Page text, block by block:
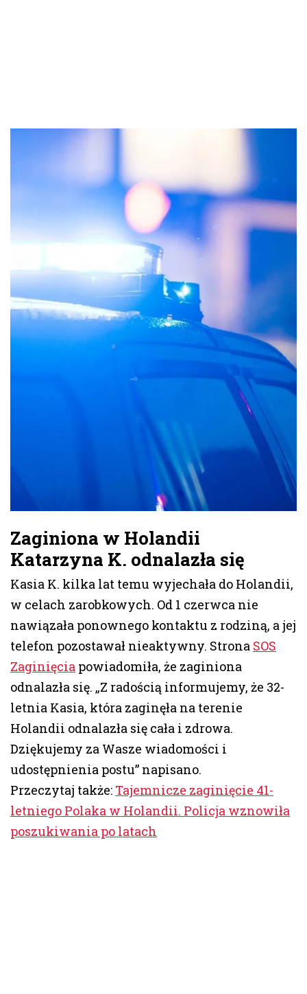
Zaginiona w Holandii
Katarzyna K. odnalazła się
Kasia K. kilka lat temu wyjechała do Holandii,
w celach zarobkowych. Od 1 czerwca nie
nawiązała ponownego kontaktu z rodziną, a jej
telefon pozostawał nieaktywny. Strona SOS
Zaginięcia powiadomiła, że zaginiona
odnalazła się. „Z radością informujemy, że 32-
letnia Kasia, która zaginęła na terenie
Holandii odnalazła się cała i zdrowa.
Dziękujemy za Wasze wiadomości i
udostępnienia postu” napisano.
Przeczytaj także: Tajemnicze zaginięcie 41-
letniego Polaka w Holandii. Policja wznowiła
poszukiwania po latach